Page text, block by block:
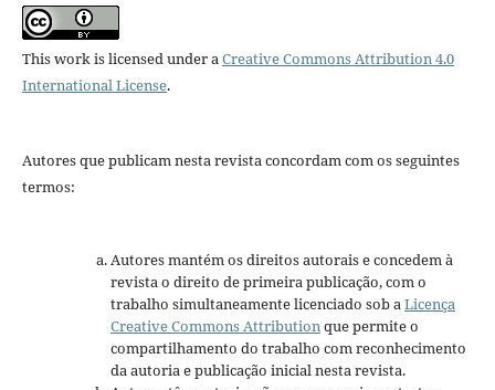
This work is licensed under aCreative Commons Attribution 4.0
International License.
Autores que publicam nesta revista concordam com os seguintes
termos:
Autores mantém os direitos autorais e concedem à
revista o direito de primeira publicação, com o
trabalho simultaneamente licenciado sob aLicença
Creative Commons Attributionque permite o
compartilhamento do trabalho com reconhecimento
da autoria e publicação inicial nesta revista.